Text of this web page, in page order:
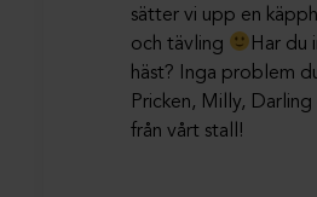
sätter vi upp en
och tävling
Har du
häst? Inga problem
Pricken, Milly, Darling
från vårt stall!